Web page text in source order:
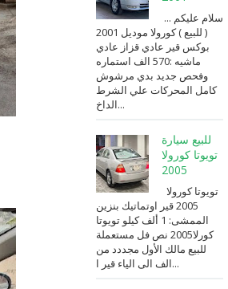
سلام عليكم ...
( للبيع ) كورولا موديل 2001
بوكس قير عادي قزاز عادي
ماشيه :570 الف استماره
وفحص جديد بدي مرشوش
كامل المحركات علي الشرط
الداخ...
للبيع سيارة
تويوتا كورولا
2005
2005 قير اوتماتيك بنزين
الممشى: 1 ألف كيلو تويوتا
كورلا2005 نص فل مستعملة
للبيع مالك الأول مجددد من
الف الى الياء قير ا...